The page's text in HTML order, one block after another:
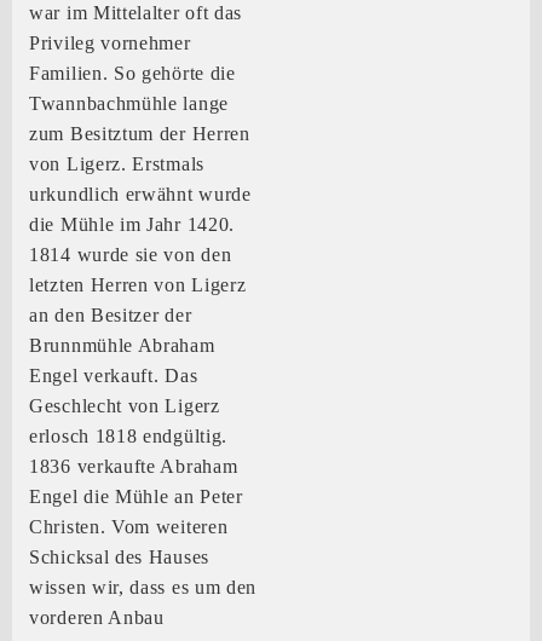
war im Mittelalter oft das
Privileg vornehmer
Familien. So gehörte die
Twannbachmühle lange
zum Besitztum der Herren
von Ligerz. Erstmals
urkundlich erwähnt wurde
die Mühle im Jahr 1420.
1814 wurde sie von den
letzten Herren von Ligerz
an den Besitzer der
Brunnmühle Abraham
Engel verkauft. Das
Geschlecht von Ligerz
erlosch 1818 endgültig.
1836 verkaufte Abraham
Engel die Mühle an Peter
Christen. Vom weiteren
Schicksal des Hauses
wissen wir, dass es um den
vorderen Anbau